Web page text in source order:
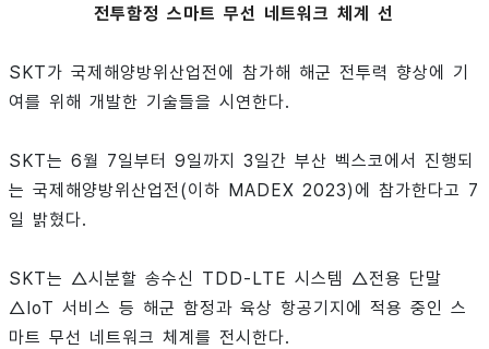
전투함정 스마트 무선 네트워크 체계 선
SKT가 국제해양방위산업전에 참가해 해군 전투력 향상에 기
여를 위해 개발한 기술들을 시연한다.
SKT는 6월 7일부터 9일까지 3일간 부산 벡스코에서 진행되
는 국제해양방위산업전(이하 MADEX 2023)에 참가한다고 7
일 밝혔다.
SKT는 △시분할 송수신 TDD-LTE 시스템 △전용 단말
△IoT 서비스 등 해군 함정과 육상 항공기지에 적용 중인 스
마트 무선 네트워크 체계를 전시한다.